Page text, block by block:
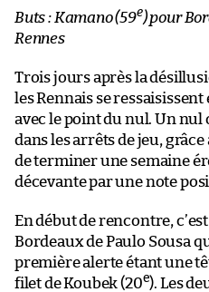
Buts : Kamano (59e) pour
Rennes
Trois jours après la
les Rennais se
avec le point du nul. Un nul
dans les arrêts de jeu, grâce
de terminer une semaine
décevante par une note
En début de rencontre,
Bordeaux de Paulo Sousa
première alerte étant une
filet de Koubek (20e). Les